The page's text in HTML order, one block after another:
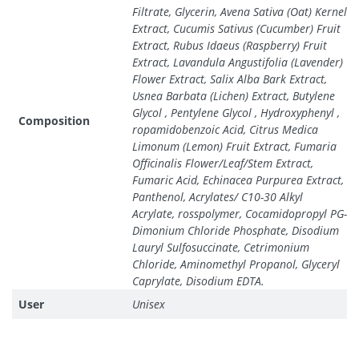
Composition
Filtrate, Glycerin, Avena Sativa (Oat) Kernel
Extract, Cucumis Sativus (Cucumber) Fruit
Extract, Rubus Idaeus (Raspberry) Fruit
Extract, Lavandula Angustifolia (Lavender)
Flower Extract, Salix Alba Bark Extract,
Usnea Barbata (Lichen) Extract, Butylene
Glycol , Pentylene Glycol , Hydroxyphenyl ,
ropamidobenzoic Acid, Citrus Medica
Limonum (Lemon) Fruit Extract, Fumaria
Officinalis Flower/Leaf/Stem Extract,
Fumaric Acid, Echinacea Purpurea Extract,
Panthenol, Acrylates/ C10-30 Alkyl
Acrylate, rosspolymer, Cocamidopropyl PG-
Dimonium Chloride Phosphate, Disodium
Lauryl Sulfosuccinate, Cetrimonium
Chloride, Aminomethyl Propanol, Glyceryl
Caprylate, Disodium EDTA.
User
Unisex